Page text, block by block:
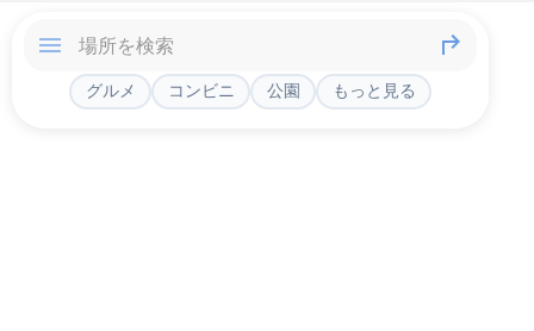
グルメ コンビニ 公園 もっと見る